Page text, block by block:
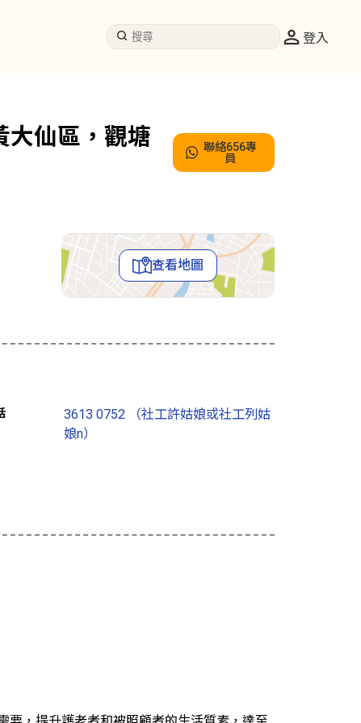
登入
大仙區，觀塘
聯絡656專
員
查看地圖
3613 0752 （社工許姑娘或社工列姑
娘n）